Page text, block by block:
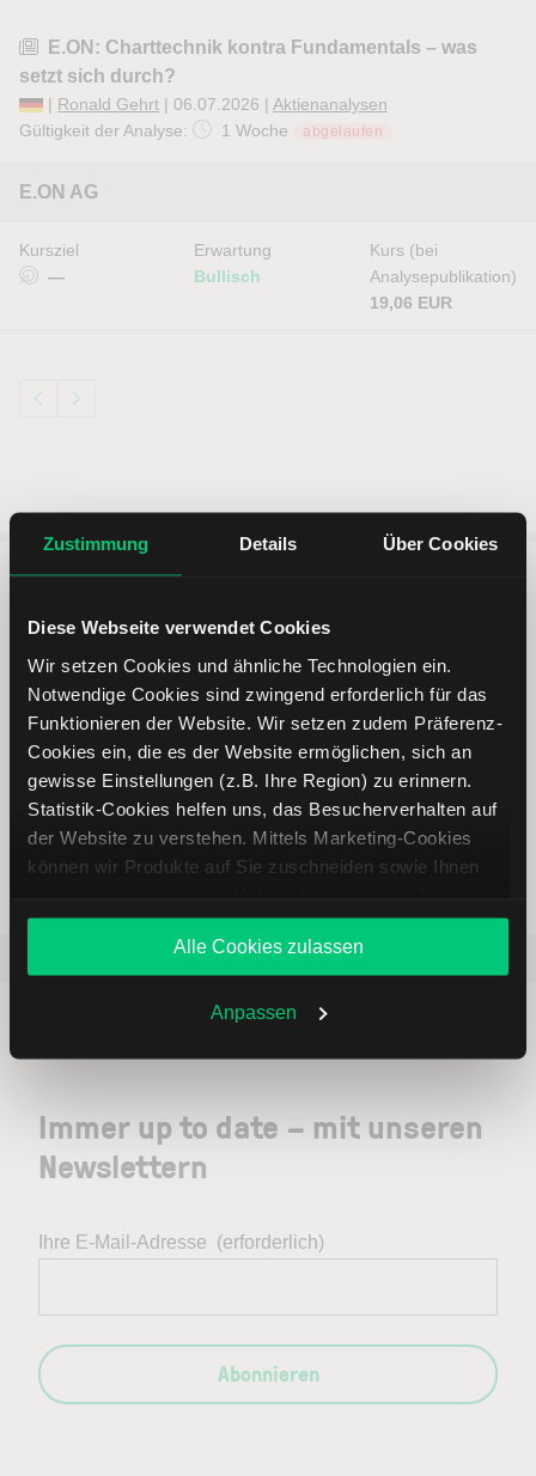
Zustimmung Details Über Cookies
Diese Webseite verwendet Cookies
Wir setzen Cookies und ähnliche Technologien ein.
Notwendige Cookies sind zwingend erforderlich für das
Funktionieren der Website. Wir setzen zudem Präferenz-
Cookies ein, die es der Website ermöglichen, sich an
gewisse Einstellungen (z.B. Ihre Region) zu erinnern.
Statistik-Cookies helfen uns, das Besucherverhalten auf
der Website zu verstehen. Mittels Marketing-Cookies
können wir Produkte auf Sie zuschneiden sowie Ihnen
Angebote unterbreiten. Sie entscheiden, welche Cookies
Sie zulassen oder ablehnen. Ihre Entscheidung können
Sie jederzeit in denCookie-Einstellungenändern.
Weitere Infos auch in unsererDatenschutzerklärung
Alle Cookies zulassen
Anpassen
E.ON: Charttechnik kontra Fundamentals – was
setzt sich durch?
| Ronald Gehrt | 06.07.2026 | Aktienanalysen
Gültigkeit der Analyse:
1 Woche abgelaufen
E.ON AG
Kursziel
—
Erwartung
Bullisch
Kurs (bei
Analysepublikation)
19,06 EUR
5 entscheidende Vorteile vom
Online Broker LYNX
Weltweites Handeln
ETR:PLUN
Immer up to date – mit unseren
Newslettern
Ihre E-Mail-Adresse (erforderlich)
Abonnieren